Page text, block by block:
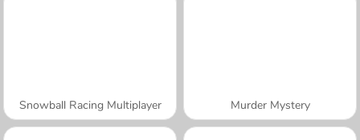
Snowball Racing Multiplayer Murder Mystery